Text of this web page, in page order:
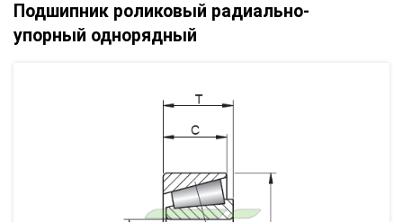
Подшипник роликовый радиально-
упорный однорядный